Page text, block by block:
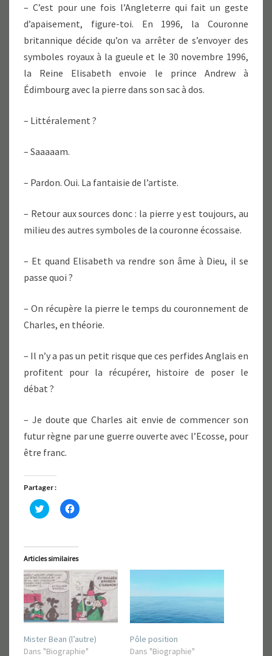
– C’est pour une fois l’Angleterre qui fait un geste
d’apaisement, figure-toi. En 1996, la Couronne
britannique décide qu’on va arrêter de s’envoyer des
symboles royaux à la gueule et le 30 novembre 1996,
la Reine Elisabeth envoie le prince Andrew à
Édimbourg avec la pierre dans son sac à dos.
– Littéralement ?
– Saaaaam.
– Pardon. Oui. La fantaisie de l’artiste.
– Retour aux sources donc : la pierre y est toujours, au
milieu des autres symboles de la couronne écossaise.
– Et quand Elisabeth va rendre son âme à Dieu, il se
passe quoi ?
– On récupère la pierre le temps du couronnement de
Charles, en théorie.
– Il n’y a pas un petit risque que ces perfides Anglais en
profitent pour la récupérer, histoire de poser le
débat ?
– Je doute que Charles ait envie de commencer son
futur règne par une guerre ouverte avec l’Ecosse, pour
être franc.
Partager :
C
l
e
z
p
o
u
r
p
a
r
t
a
e
r
C
l
e
z
p
o
r
p
a
r
t
a
e
r
Articles similaires
Mister Bean (l’autre)
Dans "Biographie"
Pôle position
Dans "Biographie"